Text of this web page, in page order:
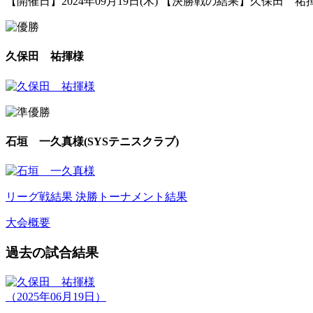
久保田 祐揮様
石垣 一久真様(SYSテニスクラブ)
リーグ戦結果 決勝トーナメント結果
大会概要
過去の試合結果
（2025年06月19日）